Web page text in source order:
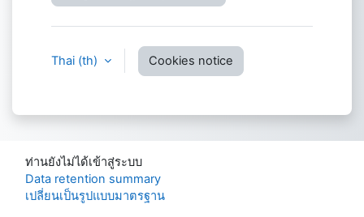
Thai ‎(th)‎ Cookies notice
ท่านยังไม่ได้เข้าสู่ระบบ
Data retention summary
เปลี่ยนเป็นรูปแบบมาตรฐาน